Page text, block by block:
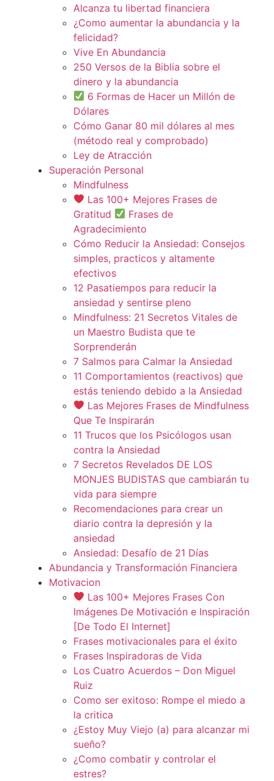
Alcanza tu libertad financiera
¿Como aumentar la abundancia y la
felicidad?
Vive En Abundancia
250 Versos de la Biblia sobre el
dinero y la abundancia
6 Formas de Hacer un Millón de
Dólares
Cómo Ganar 80 mil dólares al mes
(método real y comprobado)
Ley de Atracción
Superación Personal
Mindfulness
Las 100+ Mejores Frases de
Gratitud
Frases de
Agradecimiento
Cómo Reducir la Ansiedad: Consejos
simples, practicos y altamente
efectivos
12 Pasatiempos para reducir la
ansiedad y sentirse pleno
Mindfulness: 21 Secretos Vitales de
un Maestro Budista que te
Sorprenderán
7 Salmos para Calmar la Ansiedad
11 Comportamientos (reactivos) que
estás teniendo debido a la Ansiedad
Las Mejores Frases de Mindfulness
Que Te Inspirarán
11 Trucos que los Psicólogos usan
contra la Ansiedad
7 Secretos Revelados DE LOS
MONJES BUDISTAS que cambiarán tu
vida para siempre
Recomendaciones para crear un
diario contra la depresión y la
ansiedad
Ansiedad: Desafío de 21 Días
Abundancia y Transformación Financiera
Motivacion
Las 100+ Mejores Frases Con
Imágenes De Motivación e Inspiración
[De Todo El Internet]
Frases motivacionales para el éxito
Frases Inspiradoras de Vida
Los Cuatro Acuerdos – Don Miguel
Ruiz
Como ser exitoso: Rompe el miedo a
la critica
¿Estoy Muy Viejo (a) para alcanzar mi
sueño?
¿Como combatir y controlar el
estres?